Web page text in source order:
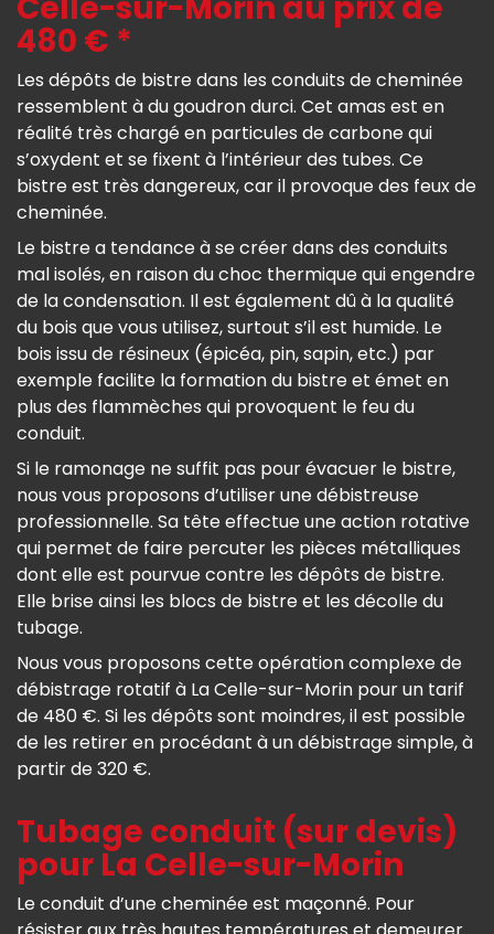
480 € *
Les dépôts de bistre dans les conduits de cheminée
ressemblent à du goudron durci. Cet amas est en
réalité très chargé en particules de carbone qui
s’oxydent et se fixent à l’intérieur des tubes. Ce
bistre est très dangereux, car il provoque des feux de
cheminée.
Le bistre a tendance à se créer dans des conduits
mal isolés, en raison du choc thermique qui engendre
de la condensation. Il est également dû à la qualité
du bois que vous utilisez, surtout s’il est humide. Le
bois issu de résineux (épicéa, pin, sapin, etc.) par
exemple facilite la formation du bistre et émet en
plus des flammèches qui provoquent le feu du
conduit.
Si le ramonage ne suffit pas pour évacuer le bistre,
nous vous proposons d’utiliser une débistreuse
professionnelle. Sa tête effectue une action rotative
qui permet de faire percuter les pièces métalliques
dont elle est pourvue contre les dépôts de bistre.
Elle brise ainsi les blocs de bistre et les décolle du
tubage.
Nous vous proposons cette opération complexe de
débistrage rotatif à La Celle-sur-Morin pour un tarif
de 480 €. Si les dépôts sont moindres, il est possible
de les retirer en procédant à un débistrage simple, à
partir de 320 €.
Tubage conduit (sur devis)
pour La Celle-sur-Morin
Le conduit d’une cheminée est maçonné. Pour